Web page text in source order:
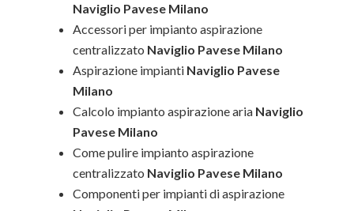
Naviglio Pavese Milano
Accessori per impianto aspirazione
centralizzato Naviglio Pavese Milano
Aspirazione impianti Naviglio Pavese
Milano
Calcolo impianto aspirazione aria Naviglio
Pavese Milano
Come pulire impianto aspirazione
centralizzato Naviglio Pavese Milano
Componenti per impianti di aspirazione